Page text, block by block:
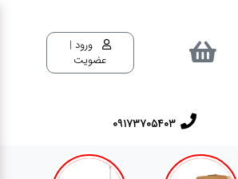
ورود |
عضویت
٠٩١٧٣٧٠٥٤٠٣